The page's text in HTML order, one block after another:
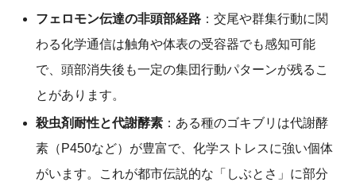
フェロモン伝達の非頭部経路 ：交尾や群集行動に関
わる化学通信は触角や体表の受容器でも感知可能
で、頭部消失後も一定の集団行動パターンが残るこ
とがあります。
殺虫剤耐性と代謝酵素 ：ある種のゴキブリは代謝酵
素（P450など）が豊富で、化学ストレスに強い個体
がいます。これが都市伝説的な「しぶとさ」に部分